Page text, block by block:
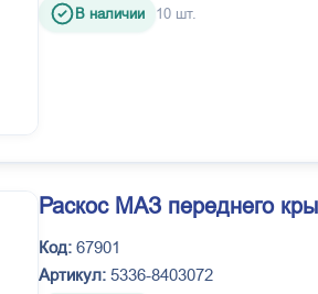
В наличии 10 шт.
Раскос МАЗ переднего
Код: 67901
Артикул: 5336-8403072